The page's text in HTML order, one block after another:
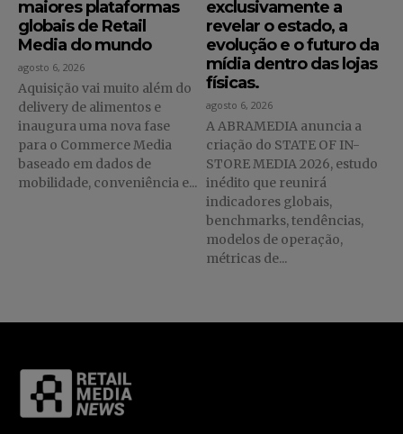
maiores plataformas
globais de Retail
Media do mundo
agosto 6, 2026
Aquisição vai muito além do
delivery de alimentos e
inaugura uma nova fase
para o Commerce Media
baseado em dados de
mobilidade, conveniência e...
exclusivamente a
revelar o estado, a
evolução e o futuro da
mídia dentro das lojas
físicas.
agosto 6, 2026
A ABRAMEDIA anuncia a
criação do STATE OF IN-
STORE MEDIA 2026, estudo
inédito que reunirá
indicadores globais,
benchmarks, tendências,
modelos de operação,
métricas de...